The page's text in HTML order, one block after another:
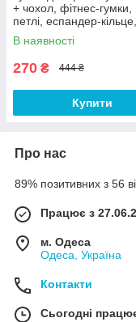
+ чохол, фітнес-гумки,
петлі, еспандер-кільце,
еспандер
В наявності
270 ₴ 444 ₴
Купити
Про нас
89% позитивних з 56
Працює з
м. Одеса
Одеса, Україна
Контакти
Сьогодні